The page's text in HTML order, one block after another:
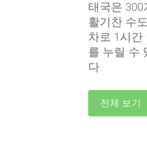
태국은
활기찬 수
차로 1시간
를 누릴 수
다.
전체 보기